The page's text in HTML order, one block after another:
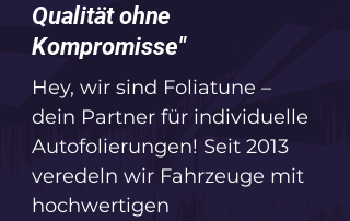
Qualität ohne
Kompromisse"
Hey, wir sind Foliatune –
dein Partner für individuelle
Autofolierungen! Seit 2013
veredeln wir Fahrzeuge mit
hochwertigen